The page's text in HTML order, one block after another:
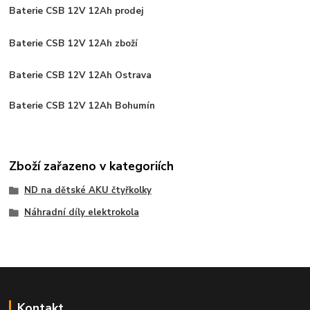
Baterie CSB 12V 12Ah prodej
Baterie CSB 12V 12Ah zboží
Baterie CSB 12V 12Ah Ostrava
Baterie CSB 12V 12Ah Bohumín
Zboží zařazeno v kategoriích
ND na dětské AKU čtyřkolky
Náhradní díly elektrokola